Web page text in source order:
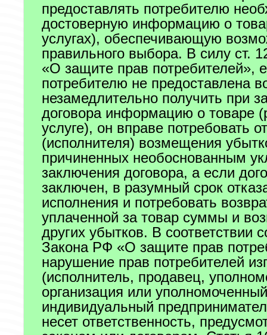
предоставлять потребителю
достоверную информацию о
услугах), обеспечивающую
правильного выбора. В силу ст.
«О защите прав потребителей»,
потребителю не предоставлена
незамедлительно получить при
договора информацию о товаре
услуге), он вправе потребовать
(исполнителя) возмещения
причиненных необоснованным
заключения договора, а если
заключен, в разумный срок
исполнения и потребовать
уплаченной за товар суммы и
других убытков. В соответствии
Закона РФ «О защите прав
нарушение прав потребителей
(исполнитель, продавец,
организация или уполномоченный
индивидуальный
несет ответственность,